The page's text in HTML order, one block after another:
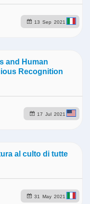
13 Sep 2021
and Human
Recognition
17 Jul 2021
al culto di tutte
31 May 2021